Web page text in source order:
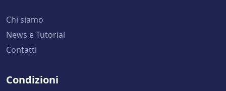
Chi siamo
News e Tutorial
Contatti
Condizioni